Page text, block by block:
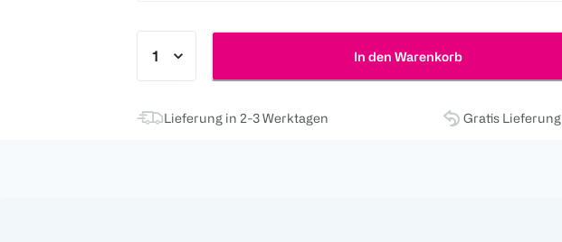
In den Warenkorb
Lieferung in 2-3 Werktagen Gratis